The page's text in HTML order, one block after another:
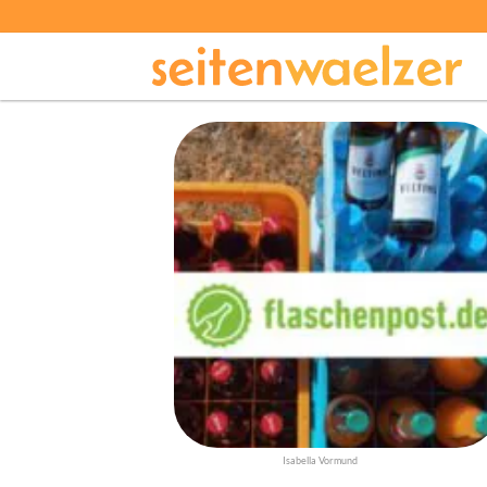
Isabella Vormund